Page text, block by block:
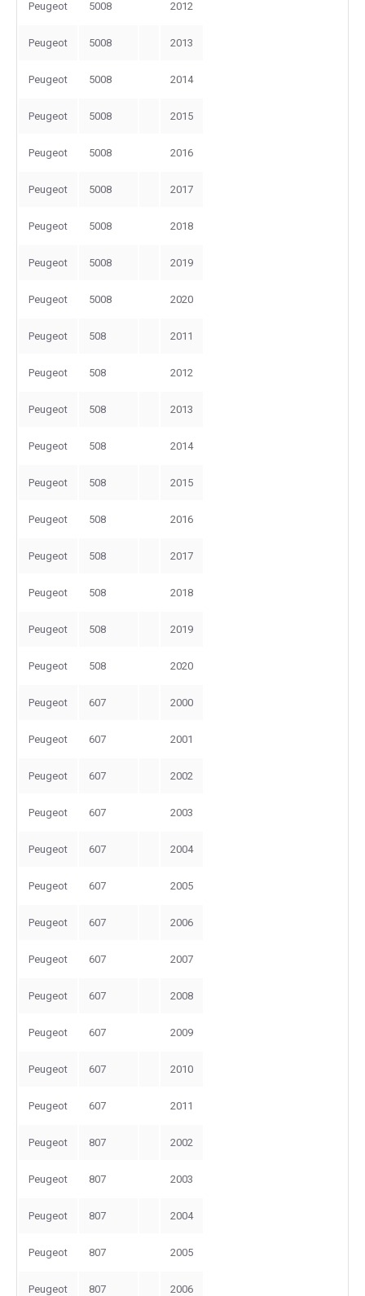
Peugeot 5008 2012
Peugeot 5008 2013
Peugeot 5008 2014
Peugeot 5008 2015
Peugeot 5008 2016
Peugeot 5008 2017
Peugeot 5008 2018
Peugeot 5008 2019
Peugeot 5008 2020
Peugeot 508 2011
Peugeot 508 2012
Peugeot 508 2013
Peugeot 508 2014
Peugeot 508 2015
Peugeot 508 2016
Peugeot 508 2017
Peugeot 508 2018
Peugeot 508 2019
Peugeot 508 2020
Peugeot 607 2000
Peugeot 607 2001
Peugeot 607 2002
Peugeot 607 2003
Peugeot 607 2004
Peugeot 607 2005
Peugeot 607 2006
Peugeot 607 2007
Peugeot 607 2008
Peugeot 607 2009
Peugeot 607 2010
Peugeot 607 2011
Peugeot 807 2002
Peugeot 807 2003
Peugeot 807 2004
Peugeot 807 2005
Peugeot 807 2006